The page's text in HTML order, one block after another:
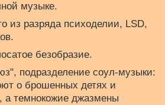
музыке.
из разряда психоделии, LSD,
безобразие.
подразделение соул-музыки:
о брошенных детях и
а темнокожие джазмены